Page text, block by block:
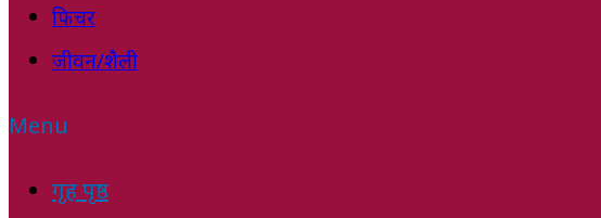
फिचर
जीवन/शैली
Menu
गृह पृष्ठ